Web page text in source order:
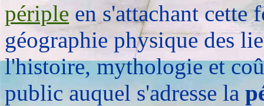
périple en s'attachant cette
géographie physique des
l'histoire, mythologie et
public auquel s'adresse la